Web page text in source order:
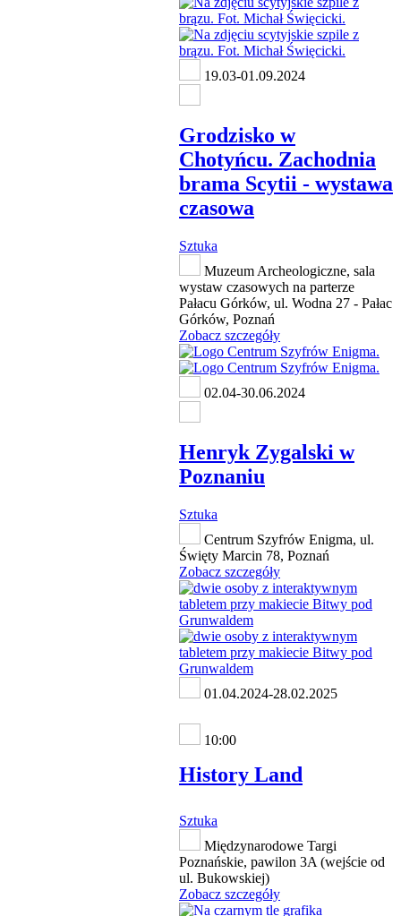
19.03-01.09.2024
Grodzisko w
Chotyńcu. Zachodnia
brama Scytii - wystawa
czasowa
Sztuka
Muzeum Archeologiczne, sala
wystaw czasowych na parterze
Pałacu Górków, ul. Wodna 27 - Pałac
Górków, Poznań
Zobacz szczegóły
02.04-30.06.2024
Henryk Zygalski w
Poznaniu
Sztuka
Centrum Szyfrów Enigma, ul.
Święty Marcin 78, Poznań
Zobacz szczegóły
01.04.2024-28.02.2025
10:00
History Land
Sztuka
Międzynarodowe Targi
Poznańskie, pawilon 3A (wejście od
ul. Bukowskiej)
Zobacz szczegóły